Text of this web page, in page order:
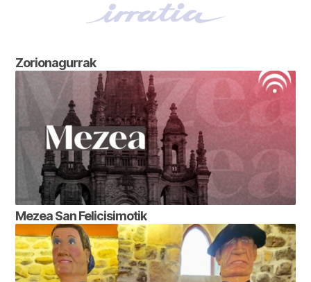
Zorionagurrak
Mezea San Felicisimotik